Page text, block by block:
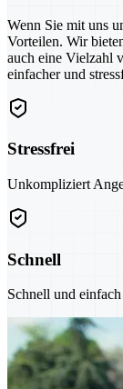
Wenn Sie mit uns
Vorteilen. Wir
auch eine Vielzahl
einfacher und
Stressfrei
Unkompliziert
Schnell
Schnell und